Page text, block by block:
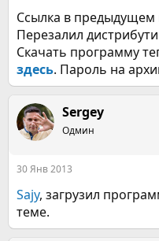
Ссылка в предыдущем
Перезалил
Скачать программу
здесь. Пароль на
Sergey
Одмин
30 Янв 2013
Sajy, загрузил
теме.